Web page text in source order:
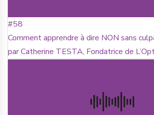
#58
Comment apprendre à dire NON sans
par Catherine TESTA, Fondatrice de